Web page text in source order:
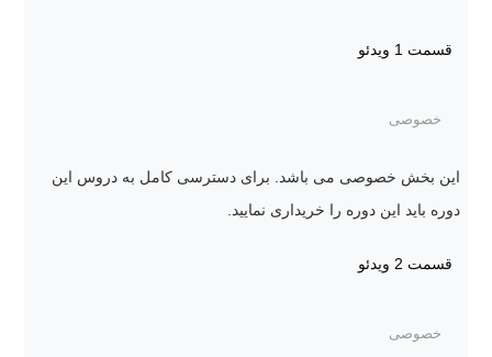
قسمت 1 ویدئو
خصوصی
این بخش خصوصی می باشد. برای دسترسی کامل به دروس این
دوره باید این دوره را خریداری نمایید.
قسمت 2 ویدئو
خصوصی